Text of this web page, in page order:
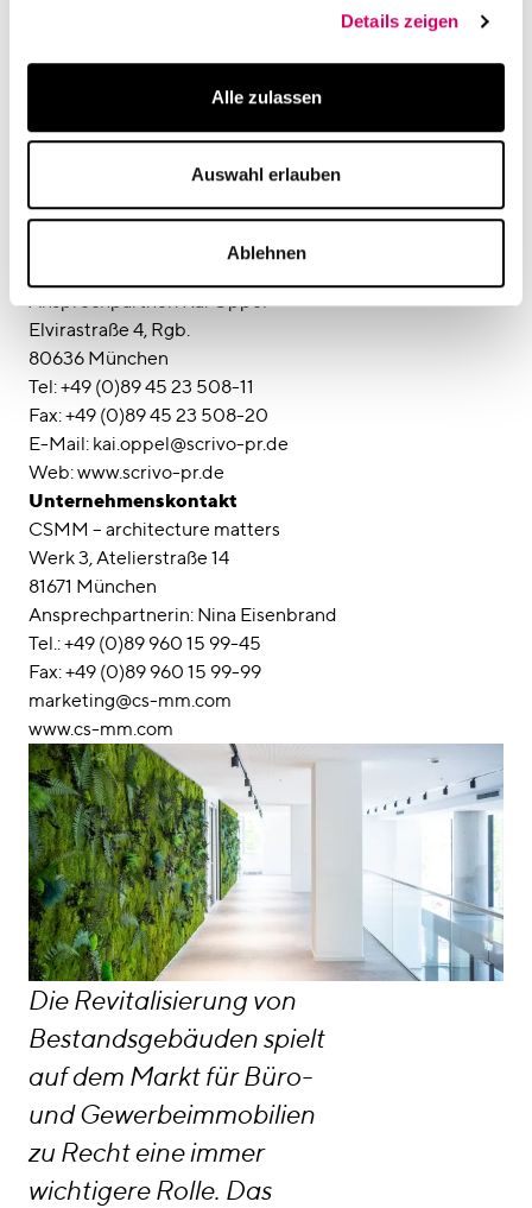
Details zeigen
Alle zulassen
Auswahl erlauben
Ablehnen
mit seiner grünen Lunge und dem gemeinschaftlich
Im Mai 2020 haben bereits die SWM – Stadtwerke
München – auf 9.000 Quadratmetern als Mieter
des Landeskriminalamts die Arbeit in ihren Büros im
Olympia Business Center auf.
Ansprechpartner: Kai Oppel
Elvirastraße 4, Rgb.
80636 München
Tel: +49 (0)89 45 23 508-11
Fax: +49 (0)89 45 23 508-20
E-Mail: kai.oppel@scrivo-pr.de
Web: www.scrivo-pr.de
Unternehmenskontakt
CSMM – architecture matters
Werk 3, Atelierstraße 14
81671 München
Ansprechpartnerin: Nina Eisenbrand
Tel.: +49 (0)89 960 15 99-45
Fax: +49 (0)89 960 15 99-99
marketing@cs-mm.com
www.cs-mm.com
Die Revitalisierung von
Bestandsgebäuden spielt
auf dem Markt für Büro-
und Gewerbeimmobilien
zu Recht eine immer
wichtigere Rolle. Das